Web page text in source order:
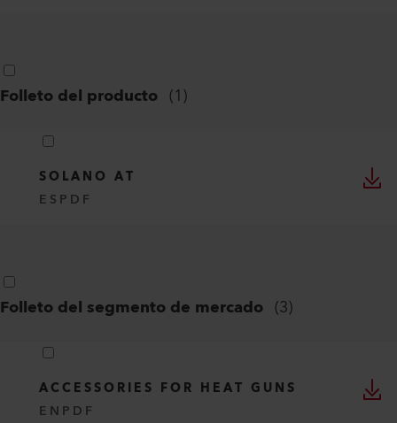
Folleto del producto (1)
SOLANO AT
ES PDF
Folleto del segmento de mercado (3)
ACCESSORIES FOR HEAT GUNS
EN PDF